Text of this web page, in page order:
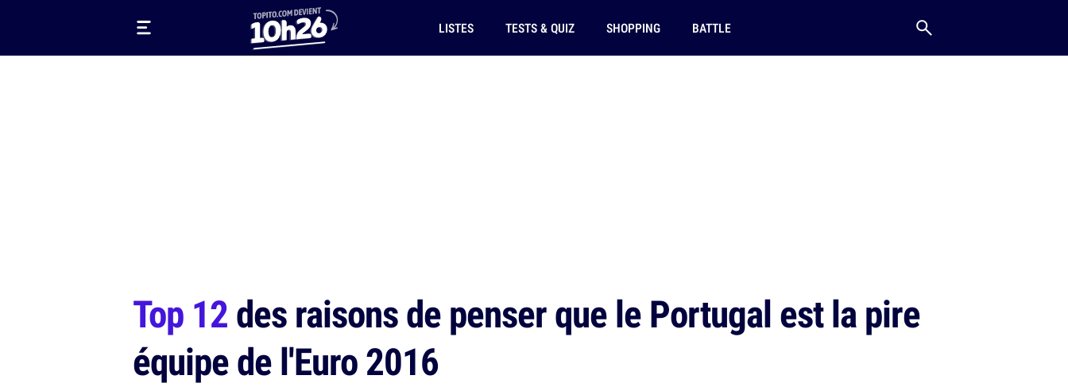
LISTES TESTS & QUIZ SHOPPING BATTLE
Top 12des raisons de penser que le Portugal est la pire
équipe de l'Euro 2016